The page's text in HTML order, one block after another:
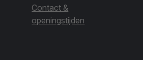
Contact &
openingstijden